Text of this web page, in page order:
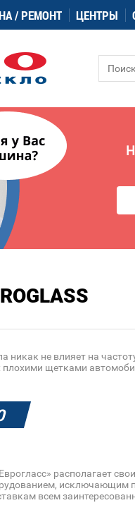
/ РЕМОНТ ЦЕНТРЫ
никак не влияет на
щетками
располагает
исключающим
всем